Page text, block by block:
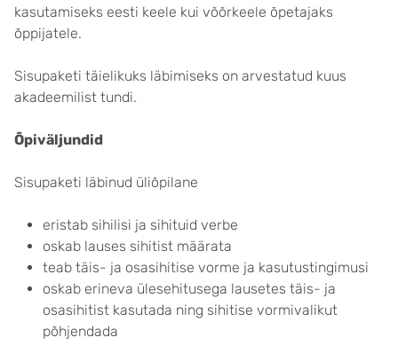
kasutamiseks eesti keele kui võõrkeele õpetajaks
õppijatele.
Sisupaketi täielikuks läbimiseks on arvestatud kuus
akadeemilist tundi.
Õpiväljundid
Sisupaketi läbinud üliõpilane
eristab sihilisi ja sihituid verbe
oskab lauses sihitist määrata
teab täis- ja osasihitise vorme ja kasutustingimusi
oskab erineva ülesehitusega lausetes täis- ja
osasihitist kasutada ning sihitise vormivalikut
põhjendada